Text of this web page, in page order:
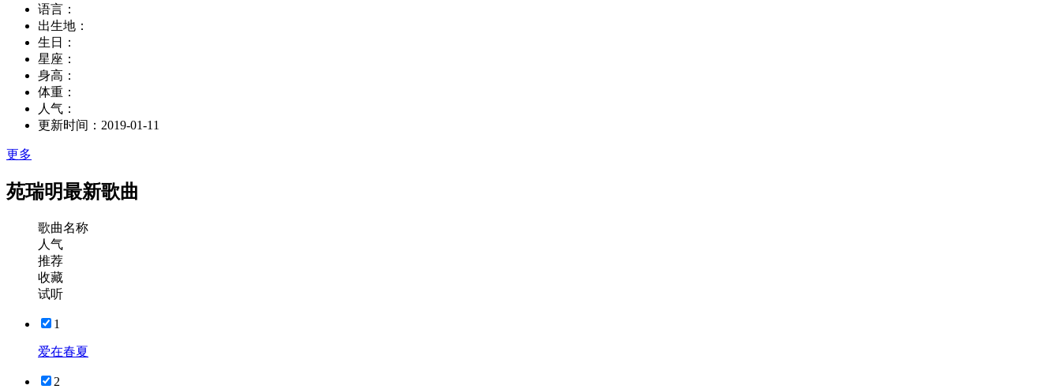
语言：
出生地：
生日：
星座：
身高：
体重：
人气：
更新时间： 2019-01-11
更多
苑瑞明最新歌曲
歌曲名称
人气
推荐
收藏
试听
1
爱在春夏
2